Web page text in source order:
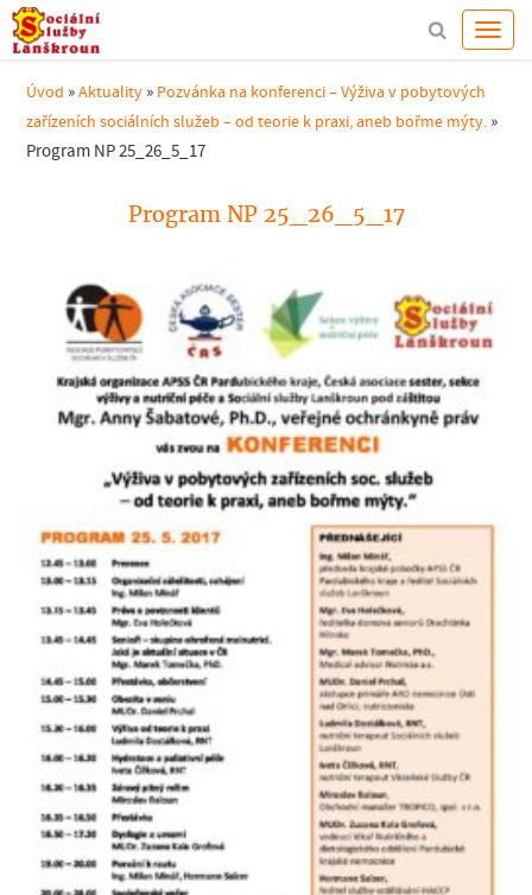
Úvod »Aktuality » Pozvánka na konferenci – Výživa v pobytových
zařízeních sociálních služeb – od teorie k praxi, aneb bořme mýty. »
Program NP 25_26_5_17
Program NP 25_26_5_17